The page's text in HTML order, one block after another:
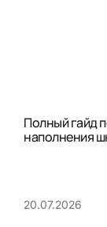
Полный гайд
наполнения
20.07.2026